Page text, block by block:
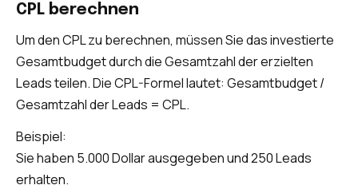
CPL berechnen
Um den CPL zu berechnen, müssen Sie das investierte
Gesamtbudget durch die Gesamtzahl der erzielten
Leads teilen. Die CPL-Formel lautet: Gesamtbudget /
Gesamtzahl der Leads = CPL.
Beispiel:
Sie haben 5.000 Dollar ausgegeben und 250 Leads
erhalten.